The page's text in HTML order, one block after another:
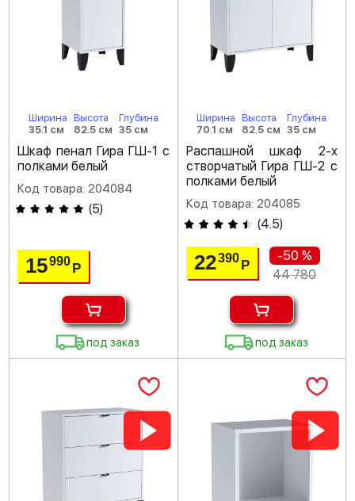
Ширина
35.1 см
Высота
82.5 см
Глубина
35 см
Шкаф пенал Гира ГШ-1 с
полками белый
Код товара: 204084
(5)
15990Р
под заказ
Ширина
70.1 см
Высота
82.5 см
Глубина
35 см
Распашной шкаф 2-х
створчатый Гира ГШ-2 с
полками белый
Код товара: 204085
(4.5)
22390 Р
-50 %
44 780
под заказ